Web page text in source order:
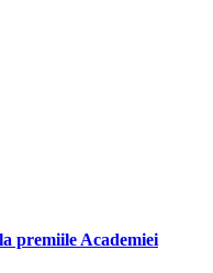
premiile Academiei